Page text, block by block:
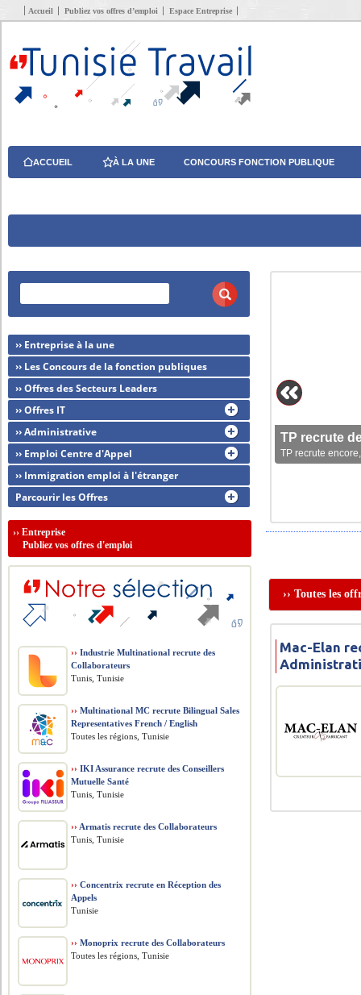
Accueil Publiez vos offres d’emploi Espace Entreprise
ACCUEIL À LA UNE CONCOURS FONCTION PUBLIQUE
TP recrute
TP recrute
›› Toutes les
Mac-Elan
›› Entreprise à la une
›› Les Concours de la fonction publiques
›› Offres des Secteurs Leaders
›› Offres IT
›› Administrative
›› Emploi Centre d'Appel
›› Immigration emploi à l'étranger
Parcourir les Offres
››Entreprise
Publiez vos offres d'emploi
›› Industrie Multinational recrute des
Collaborateurs
Tunis, Tunisie
›› Multinational MC recrute Bilingual Sales
Representatives French / English
Toutes les régions, Tunisie
›› IKI Assurance recrute des Conseillers
Mutuelle Santé
Tunis, Tunisie
›› Armatis recrute des Collaborateurs
Tunis, Tunisie
›› Concentrix recrute en Réception des
Appels
Tunisie
›› Monoprix recrute des Collaborateurs
Toutes les régions, Tunisie